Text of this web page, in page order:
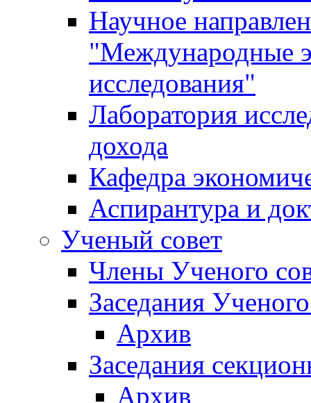
Научное
"Международные
исследования"
Лаборатория
дохода
Кафедра
Аспирантура и
Ученый совет
Члены Ученого
Заседания
Архив
Заседания
Архив